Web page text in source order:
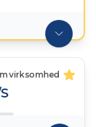
virksomhed